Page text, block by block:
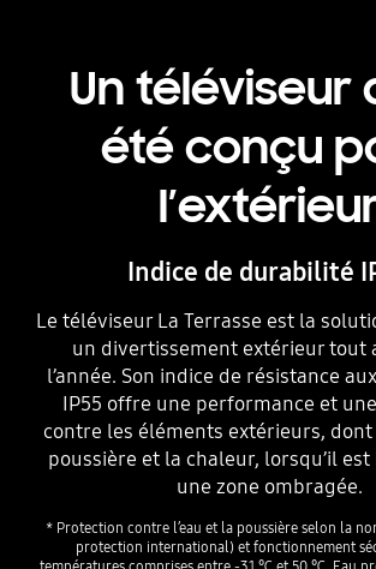
Un téléviseur
été conçu
Indice de durabilité
Le téléviseur La Terrasse est la
un divertissement extérieur tout
l’année. Son indice de résistance
IP55 offre une performance et
contre les éléments extérieurs, dont
poussière et la chaleur, lorsqu’il
une zone ombragée.
* Protection contre l’eau et la poussière selon la
protection international) et fonctionnement